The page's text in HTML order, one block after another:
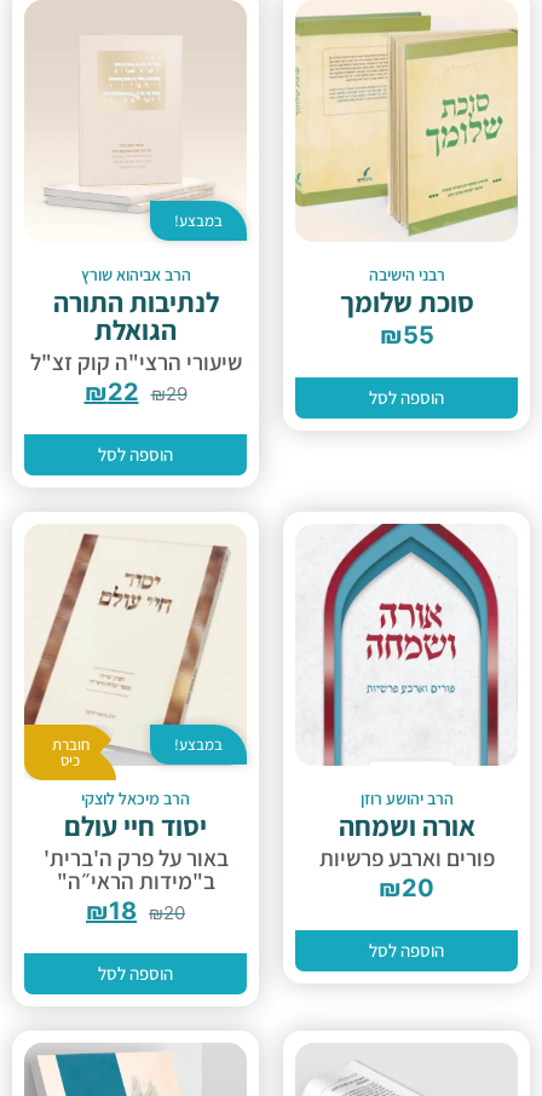
רבני הישיבה
סוכת שלומך
₪55
הוספה לסל
במבצע!
הרב אביהוא שורץ
לנתיבות התורה
הגואלת
שיעורי הרצי"ה קוק זצ"ל
₪29
₪22
הוספה לסל
הרב יהושע רוזן
אורה ושמחה
פורים וארבע פרשיות
₪20
הוספה לסל
במבצע! חוברת
כיס
הרב מיכאל לוצקי
יסוד חיי עולם
באור על פרק ה'ברית'
ב"מידות הראי״ה"
₪20
₪18
הוספה לסל